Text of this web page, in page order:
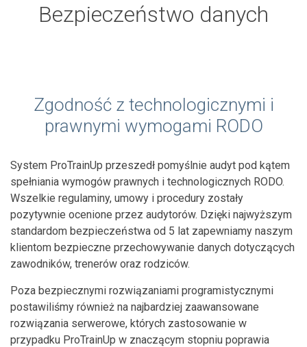
Bezpieczeństwo danych
Zgodność z technologicznymi i
prawnymi wymogami RODO
System ProTrainUp przeszedł pomyślnie audyt pod kątem
spełniania wymogów prawnych i technologicznych RODO.
Wszelkie regulaminy, umowy i procedury zostały
pozytywnie ocenione przez audytorów. Dzięki najwyższym
standardom bezpieczeństwa od 5 lat zapewniamy naszym
klientom bezpieczne przechowywanie danych dotyczących
zawodników, trenerów oraz rodziców.
Poza bezpiecznymi rozwiązaniami programistycznymi
postawiliśmy również na najbardziej zaawansowane
rozwiązania serwerowe, których zastosowanie w
przypadku ProTrainUp w znaczącym stopniu poprawia